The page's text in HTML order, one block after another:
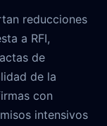
reducciones
a RFI,
de
de la
con
intensivos